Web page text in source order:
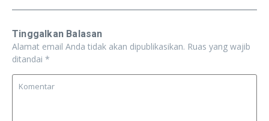
Tinggalkan Balasan
Alamat email Anda tidak akan dipublikasikan. Ruas yang wajib
ditandai *